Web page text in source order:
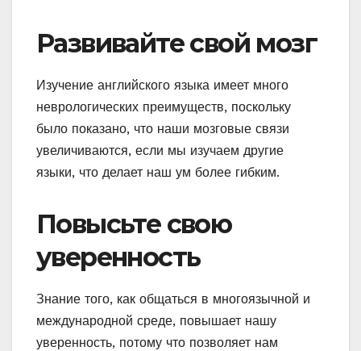
Развивайте свой мозг
Изучение английского языка имеет много
неврологических преимуществ, поскольку
было показано, что наши мозговые связи
увеличиваются, если мы изучаем другие
языки, что делает наш ум более гибким.
Повысьте свою
уверенность
Знание того, как общаться в многоязычной и
международной среде, повышает нашу
уверенность, потому что позволяет нам